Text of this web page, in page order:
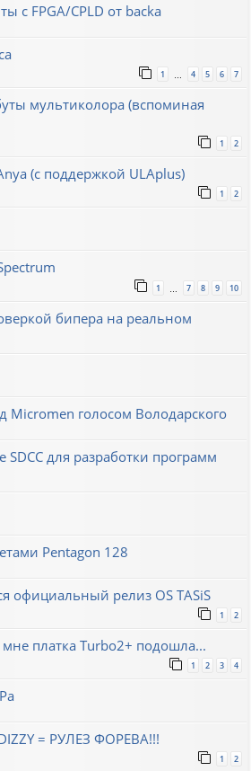
с FPGA/CPLD от backa
1 … 4 5 6 7
мультиколора (вспоминая
1 2
(с поддержкой ULAplus)
1 2
1 7 8 9 10
бипера на реальном
Micromen голосом Володарского
SDCC для разработки программ
Pentagon 128
официальный релиз OS TASiS
1 2
платка Turbo2+ подошла...
1 2 3 4
= РУЛЕЗ ФОРЕВА!!!
1 2